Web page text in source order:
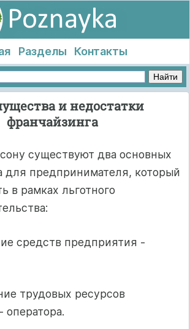
Разделы Контакты
и недостатки
франчайзинга
существуют два основных
для предпринимателя, который
в рамках льготного
средств предприятия -
трудовых ресурсов